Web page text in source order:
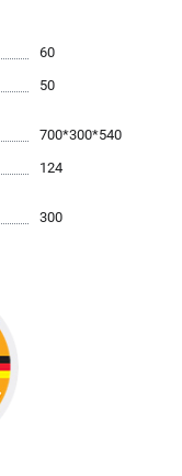
60
50
700*300*540
124
300